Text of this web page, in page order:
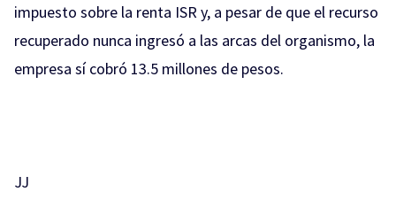
impuesto sobre la renta ISR y, a pesar de que el recurso
recuperado nunca ingresó a las arcas del organismo, la
empresa sí cobró 13.5 millones de pesos.
JJ